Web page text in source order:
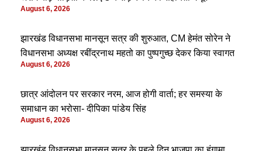
August 6, 2026
झारखंड विधानसभा मानसून सत्र की शुरुआत, CM हेमंत सोरेन ने
विधानसभा अध्यक्ष रबींद्रनाथ महतो का पुष्पगुच्छ देकर किया स्वागत
August 6, 2026
छात्र आंदोलन पर सरकार नरम, आज होगी वार्ता; हर समस्या के
समाधान का भरोसा- दीपिका पांडेय सिंह
August 6, 2026